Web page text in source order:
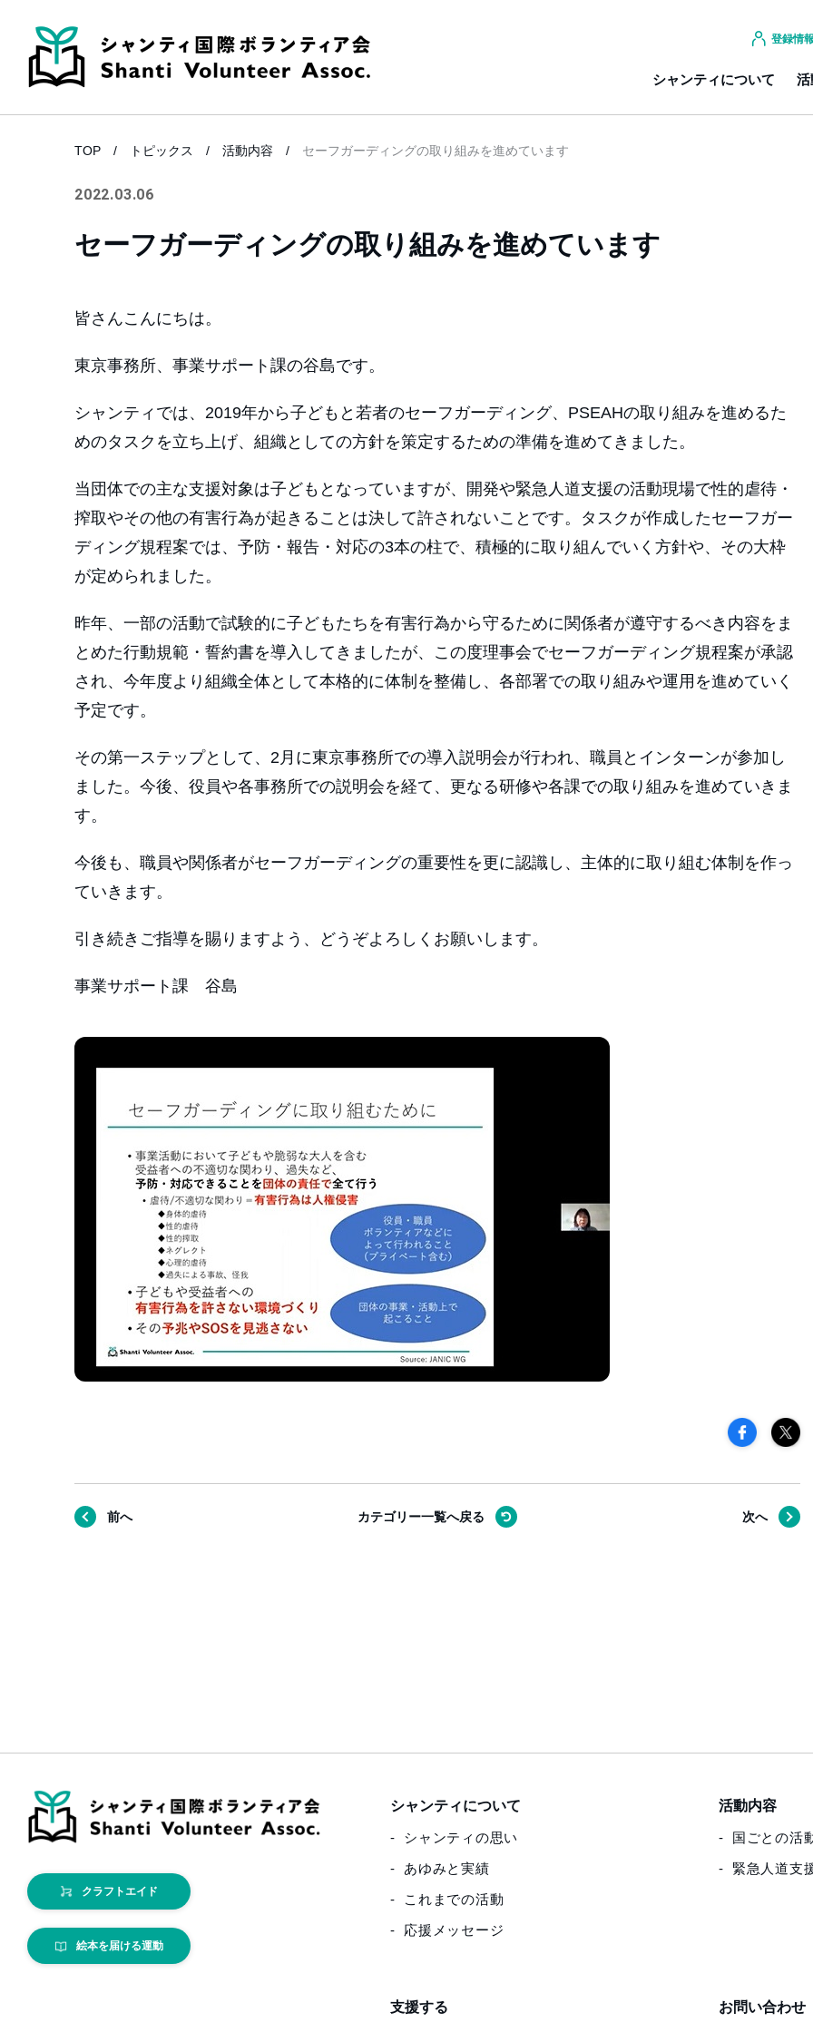
登録情
シャンティについて 活
TOP トピックス 活動内容 セーフガーディングの取り組みを進めています
2022.03.06
セーフガーディングの取り組みを進めています
皆さんこんにちは。
東京事務所、事業サポート課の谷島です。
シャンティでは、2019年から子どもと若者のセーフガーディング、PSEAHの取り組みを進めるた
めのタスクを立ち上げ、組織としての方針を策定するための準備を進めてきました。
当団体での主な支援対象は子どもとなっていますが、開発や緊急人道支援の活動現場で性的虐待・
搾取やその他の有害行為が起きることは決して許されないことです。タスクが作成したセーフガー
ディング規程案では、予防・報告・対応の3本の柱で、積極的に取り組んでいく方針や、その大枠
が定められました。
昨年、 一部の活動で試験的に子どもたちを有害行為から守るために関係者が遵守するべき内容をま
とめた行動規範・誓約書を導入してきましたが、この度理事会でセーフガーディング規程案が承認
され、今年度より組織全体として本格的に体制を整備し、各部署での取り組みや運用を進めていく
予定です。
その第一ステップとして、2月に東京事務所での導入説明会が行われ、職員とインターンが参加し
ました。今後、役員や各事務所での説明会を経て、更なる研修や各課での取り組みを進めていきま
す。
今後も、職員や関係者がセーフガーディングの重要性を更に認識し、主体的に取り組む体制を作っ
ていきます。
引き続きご指導を賜りますよう、どうぞよろしくお願いします。
事業サポート課 谷島
前へ カテゴリー一覧へ戻る 次へ
クラフトエイド
絵本を届ける運動
シャンティについて
シャンティの思い
あゆみと実績
これまでの活動
応援メッセージ
活動内容
国ごとの活
緊急人道支
支援する お問い合わせ